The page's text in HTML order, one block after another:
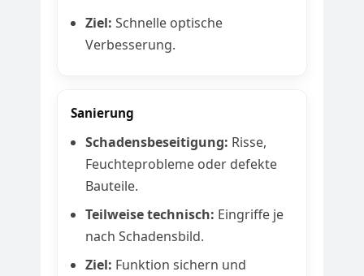
Ziel: Schnelle optische
Verbesserung.
Sanierung
Schadensbeseitigung: Risse,
Feuchteprobleme oder defekte
Bauteile.
Teilweise technisch: Eingriffe je
nach Schadensbild.
Ziel: Funktion sichern und